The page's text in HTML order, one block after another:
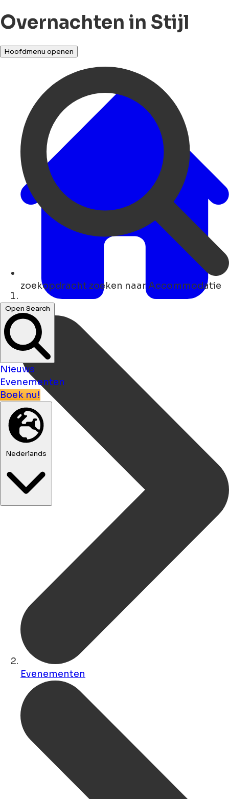
Overnachten in Stijl
Hoofdmenu openen
zoekopdracht zoeken naar Accommodatie
Open Search
Nieuws
Evenementen
Boek nu!
Nederlands
Thuis
Evenementen